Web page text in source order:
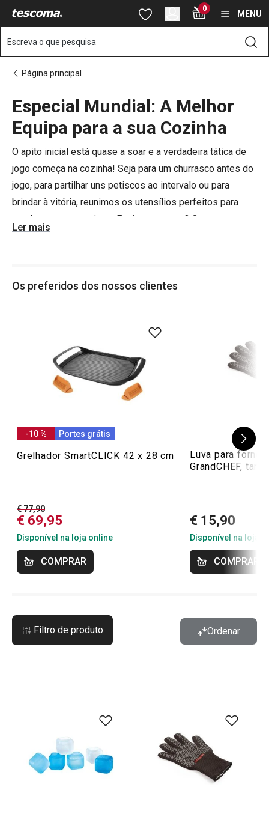
Está na página Especial Mundial: A Melhor Equipa para a sua
Saltar para o conteúdo principal
Saltar para a pesquisa
Saltar para a navegação 0
MENU
Escreva o que pesquisa
Página principal
Especial Mundial: A Melhor
Equipa para a sua Cozinha
O apito inicial está quase a soar e a verdadeira tática de
jogo começa na cozinha! Seja para um churrasco antes do
jogo, para partilhar uns petiscos ao intervalo ou para
brindar à vitória, reunimos os utensílios perfeitos para
receber os teus amigos. Equipas prontas? Que comece o
espetáculo!
Ler mais
Os preferidos dos nossos clientes
-10 % Portes grátis
Grelhador SmartCLICK 42 x 28 cm
€ 77,90
€ 69,95
Disponível na loja online
COMPRAR
Luva para forno
GrandCHEF,
€ 15,90
Disponível na loja
COMPRAR
Filtro de produto Ordenar